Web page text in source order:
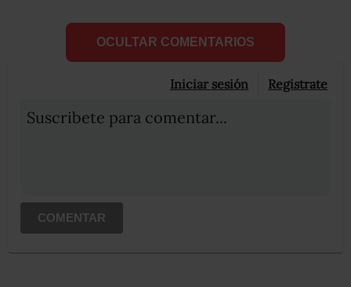
OCULTAR COMENTARIOS
Iniciar sesión Registrate
Suscribete para comentar...
COMENTAR